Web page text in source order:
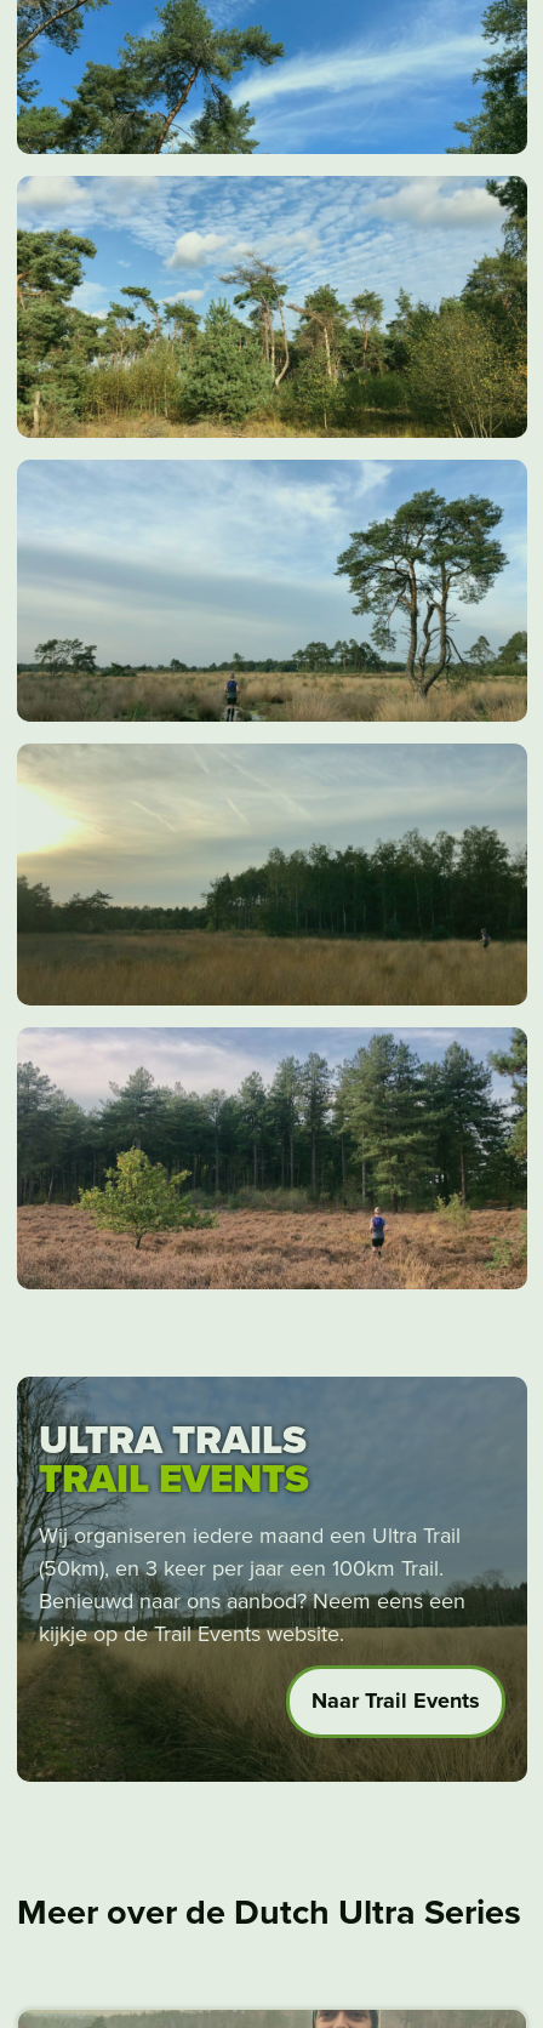
ULTRA TRAILS
TRAIL EVENTS
Wij organiseren iedere maand een Ultra Trail
(50km), en 3 keer per jaar een 100km Trail.
Benieuwd naar ons aanbod? Neem eens een
kijkje op de Trail Events website.
Naar Trail Events
Meer over de Dutch Ultra Series